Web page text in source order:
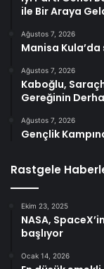
ile Bir Araya
Ağustos 7, 2026
Manisa
Ağustos 7, 2026
Kaboğlu,
Gereğinin
Ağustos 7, 2026
Gençlik
Rastgele
Ekim 23, 2025
NASA,
başlıyor
Ocak 14, 2026